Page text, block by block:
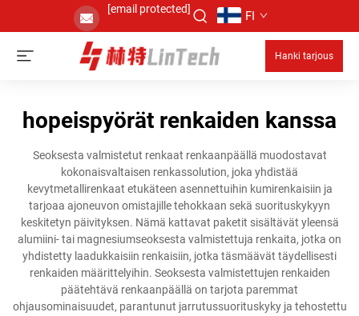
[email protected] FI
Hanki tarjous
hopeispyörät renkaiden kanssa
Seoksesta valmistetut renkaat renkaanpäällä muodostavat
kokonaisvaltaisen renkassolution, joka yhdistää
kevytmetallirenkaat etukäteen asennettuihin kumirenkaisiin ja
tarjoaa ajoneuvon omistajille tehokkaan sekä suorituskykyyn
keskitetyn päivityksen. Nämä kattavat paketit sisältävät yleensä
alumiini- tai magnesiumseoksesta valmistettuja renkaita, jotka on
yhdistetty laadukkaisiin renkaisiin, jotka täsmäävät täydellisesti
renkaiden määrittelyihin. Seoksesta valmistettujen renkaiden
päätehtävä renkaanpäällä on tarjota paremmat
ohjausominaisuudet, parantunut jarrutussuorituskyky ja tehostettu